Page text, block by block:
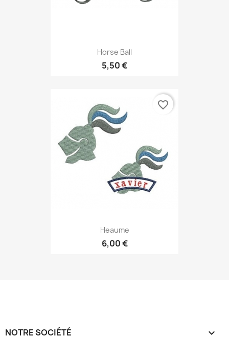
Horse Ball
5,50 €
Heaume
6,00 €
favorite_border
NOTRE SOCIÉTÉ 